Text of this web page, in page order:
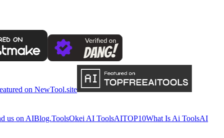
us on AIBlog.ToolsOkei AI ToolsAITOP10What Is Ai ToolsAI